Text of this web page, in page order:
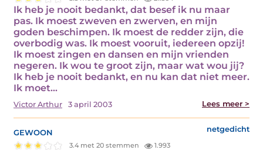
Ik heb je nooit bedankt, dat besef ik nu maar
pas. Ik moest zweven en zwerven, en mijn
goden beschimpen. Ik moest de redder zijn, die
overbodig was. Ik moest vooruit, iedereen opzij!
Ik moest zingen en dansen en mijn vrienden
negeren. Ik wou te groot zijn, maar wat wou jij?
Ik heb je nooit bedankt, en nu kan dat niet meer.
Ik moet…
Victor Arthur 3 april 2003 Lees meer >
gewoon netgedicht
3.4 met 20 stemmen 1.993